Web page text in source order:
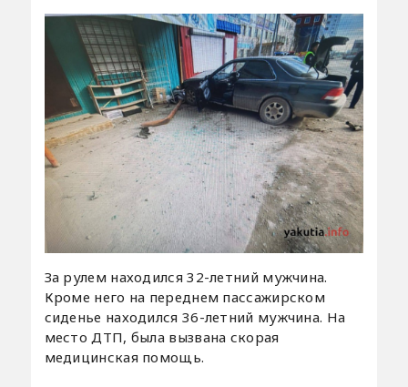
За рулем находился 32-летний мужчина.
Кроме него на переднем пассажирском
сиденье находился 36-летний мужчина. На
место ДТП, была вызвана скорая
медицинская помощь.